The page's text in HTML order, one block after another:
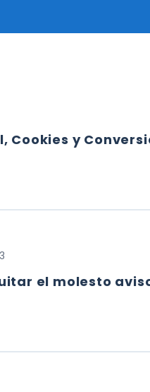
Cookies y
COOKIES Y
el molesto
QUITAR EL MOLESTO